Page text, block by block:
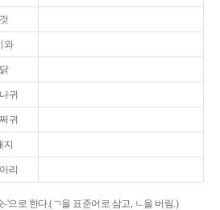
와
귀
귀
지
리
'으로 한다.(ㄱ을 표준어로 삼고, ㄴ을 버림.)